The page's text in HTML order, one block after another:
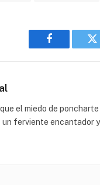
Facebook
el miedo de
un ferviente encantador